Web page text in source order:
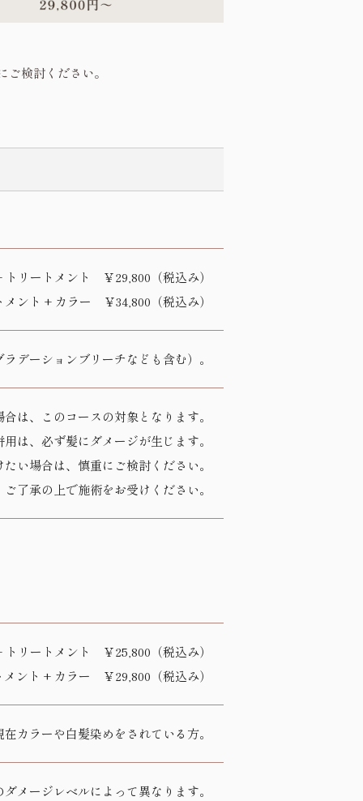
検討ください。
リートメント ￥29,800（税込み）
ント + カラー ￥34,800（税込み）
デーションブリーチなども含む）。
は、このコースの対象となります。
は、必ず髪にダメージが生じます。
い場合は、慎重にご検討ください。
了承の上で施術をお受けください。
リートメント ￥25,800（税込み）
ント + カラー ￥29,800（税込み）
在カラーや白髪染めをされている方。
メージレベルによって異なります。